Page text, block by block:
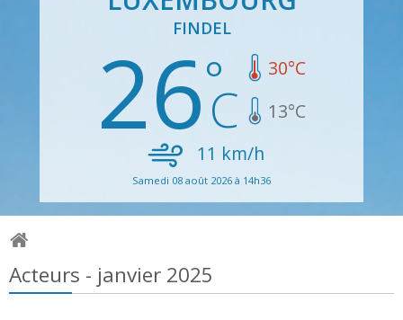
FINDEL
26 30°C
13°C
11 km/h
Samedi 08 août 2026 à 14h36
Acteurs - janvier 2025